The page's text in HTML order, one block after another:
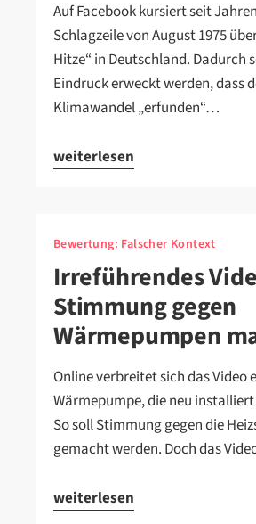
Auf Facebook kursiert seit
Schlagzeile von August 1975
Hitze“ in Deutschland. Dadurch
Eindruck erweckt werden, dass
Klimawandel „erfunden“…
weiterlesen
Bewertung: Falscher Kontext
Irreführendes
Stimmung gegen
Wärmepumpen
Online verbreitet sich das Video
Wärmepumpe, die neu
So soll Stimmung gegen die
gemacht werden. Doch das
weiterlesen